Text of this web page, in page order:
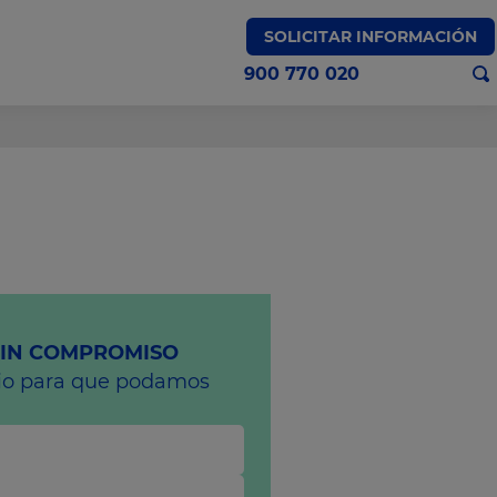
SOLICITAR INFORMACIÓN
900 770 020
COMPROMISO
para que podamos